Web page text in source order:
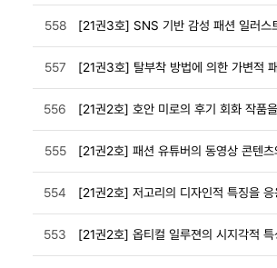
558
557 [21권3호] 탈부착 방법에 의한 가변적
556
555
554
553